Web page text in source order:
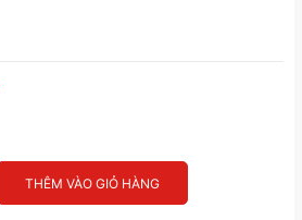
THÊM VÀO GIỎ HÀNG